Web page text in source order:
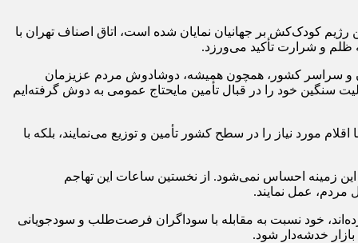
رژیم کودک‌کش بر جهانیان نمایان شده است، اتاق اصناف تهران با
ظلم و شرارت تأکید می‌ورزد.
و سراسر کشور، همچون همیشه، دوشادوش مردم عزیزمان
سنگین خود را در قبال تأمین مایحتاج عمومی به دوش گرفته‌ایم
مورد نیاز را در سطح کشور تأمین و توزیع می‌نمایند، بلکه با
این زمینه احساس نمی‌شود. از نخستین ساعات این تهاجم
مردم، عمل نمایند.
خود نسبت به مقابله با سوداگران فرصت‌طلب و سودجویانی
خدشه‌د‌ار شود.